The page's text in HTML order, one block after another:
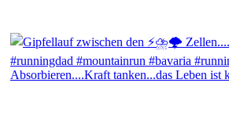
Absorbieren....Kraft tanken...das Leben ist